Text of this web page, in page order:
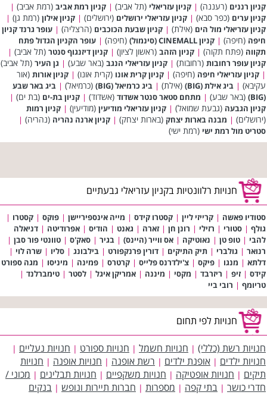
קניון רננים (רעננה) | קניון עזריאלי (תל אביב) | קניון רמת אביב (רמת אביב) |
קניון ערים (כפר סבא) | קניון עזריאלי ירושלים (ירושלים) | קניון אילון (רמת גן) |
קניון עזריאלי מול הים (אילת) | קניון שבעת הכוכבים (הרצליה) | עופר גרנד קניון
חיפה (חיפה) | קניון CINEMALL (סינמול) (חיפה) | עופר הקניון הגדול פתח
תקווה (פתח תקוה) | קניון הזהב (ראשון לציון) | קניון דיזנגוף סנטר (תל אביב) |
קניון עופר רחובות (רחובות) | קניון עזריאלי הנגב (באר שבע) | גן העיר (תל אביב)
| קניון עזריאלי חיפה (חיפה) | קניון קרית אונו (קרית אונו) | קניון אורות (אור
עקיבא) | ביג אילת (BIG) (אילת) | ביג כרמיאל (BIG) (כרמיאל) | ביג באר שבע
(BIG)
(באר שבע) | מתחם סטאר סנטר אשדוד (אשדוד) | קניון בת-ים (בת ים) |
קניון הגבעה (גבעת שמואל) | קניון עזריאלי מודיעין (מודיעין) | קניון רמות
(ירושלים) | מבנה בארות יצחק (בארות יצחק) | קניון ארנה נהריה (נהריה) |
סטריט מול רמת ישי (רמת ישי)
חנויות רלוונטיות בקניון עזריאלי גבעתיים
סטודיו פאשה | קרייזי ליין | קסטרו קידס | מייה אינספיריישן | פוקס | קסטרו |
גולף | סטורי | רזילי | רונן חן | זארה | גאנט | הודיס | אפרודיטה | דניאלה
להבי | טופ טן | נאוטיקה | אס ווייר (היינס) | בגיר | סאק'ס | טוונטי פור סבן |
רנואר | גולברי | תיק התיקים | דורין פרנקפורט | בילבונג | סליו | שרה לוי |
דלתא | מנגו | פיקס | צ'ילדרנס פלייס | קרטרס | פמינה | מיניסו | מגה ספורט
קידס | זיפ | ריזרבד | מקסי | מיננה | אמריקן איגל | לסטר | טימברלנד |
טריומף | רובי ביי
חנויות לפי תחום
חנויות רשת (כללי) | חנויות חשמל | חנויות ספורט | חנויות נעליים |
חנויות ילדים | אופנת ילדים | רשת אופנה | חנויות אופנה | חנויות
תיקים | חנויות אופטיקה | חנויות משקפיים | חנויות תבלינים | מכוני /
חדרי כושר | בתי קפה | מספרות | חברות תיירות ונופש | בנקים